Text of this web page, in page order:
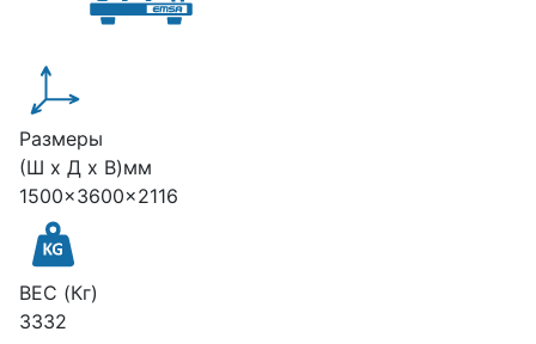
Размеры
(Ш х Д х В)мм
1500x3600x2116
ВЕС (Кг)
3332